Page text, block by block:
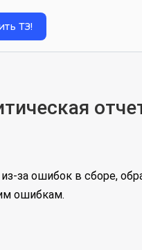
ТЗ!
за ошибок в сборе,
ошибкам.